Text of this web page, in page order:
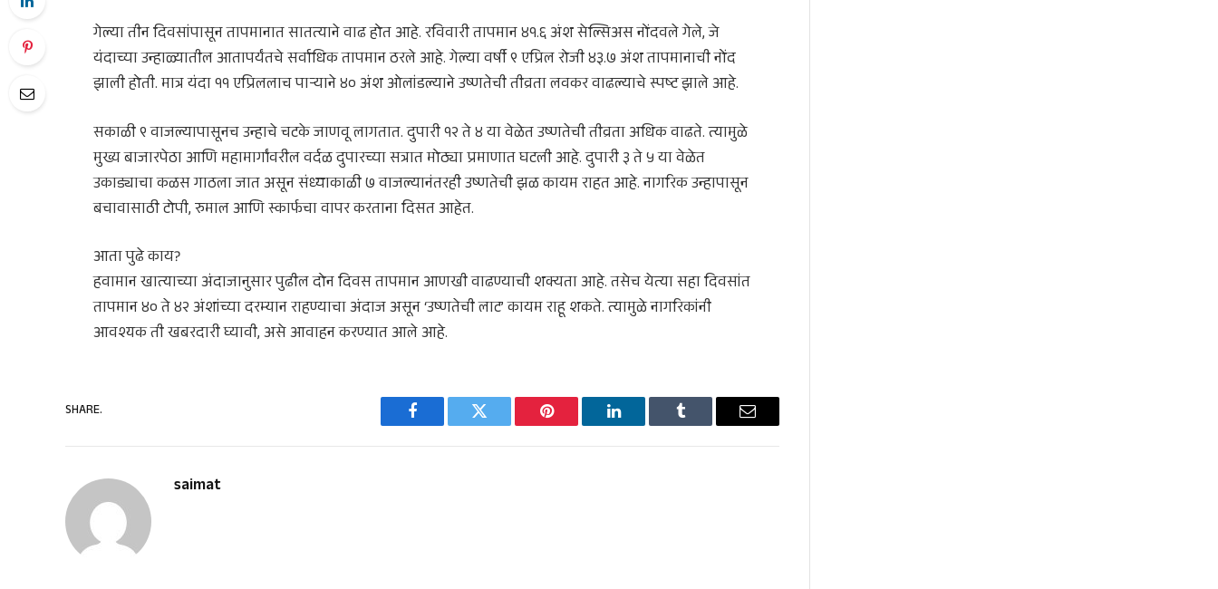
गेल्या तीन दिवसांपासून तापमानात सातत्याने वाढ होत आहे. रविवारी तापमान ४१.६ अंश सेल्सिअस नोंदवले गेले, जे
यंदाच्या उन्हाळ्यातील आतापर्यंतचे सर्वाधिक तापमान ठरले आहे. गेल्या वर्षी ९ एप्रिल रोजी ४३.७ अंश तापमानाची नोंद
झाली होती. मात्र यंदा ११ एप्रिललाच पाऱ्याने ४० अंश ओलांडल्याने उष्णतेची तीव्रता लवकर वाढल्याचे स्पष्ट झाले आहे.
सकाळी ९ वाजल्यापासूनच उन्हाचे चटके जाणवू लागतात. दुपारी १२ ते ४ या वेळेत उष्णतेची तीव्रता अधिक वाढते. त्यामुळे
मुख्य बाजारपेठा आणि महामार्गांवरील वर्दळ दुपारच्या सत्रात मोठ्या प्रमाणात घटली आहे. दुपारी ३ ते ५ या वेळेत
उकाड्याचा कळस गाठला जात असून संध्याकाळी ७ वाजल्यानंतरही उष्णतेची झळ कायम राहत आहे. नागरिक उन्हापासून
बचावासाठी टोपी, रुमाल आणि स्कार्फचा वापर करताना दिसत आहेत.
आता पुढे काय?
हवामान खात्याच्या अंदाजानुसार पुढील दोन दिवस तापमान आणखी वाढण्याची शक्यता आहे. तसेच येत्या सहा दिवसांत
तापमान ४० ते ४२ अंशांच्या दरम्यान राहण्याचा अंदाज असून ‘उष्णतेची लाट’ कायम राहू शकते. त्यामुळे नागरिकांनी
आवश्यक ती खबरदारी घ्यावी, असे आवाहन करण्यात आले आहे.
SHARE.
Facebook Twitter Pinterest LinkedIn Tumblr Email
saimat